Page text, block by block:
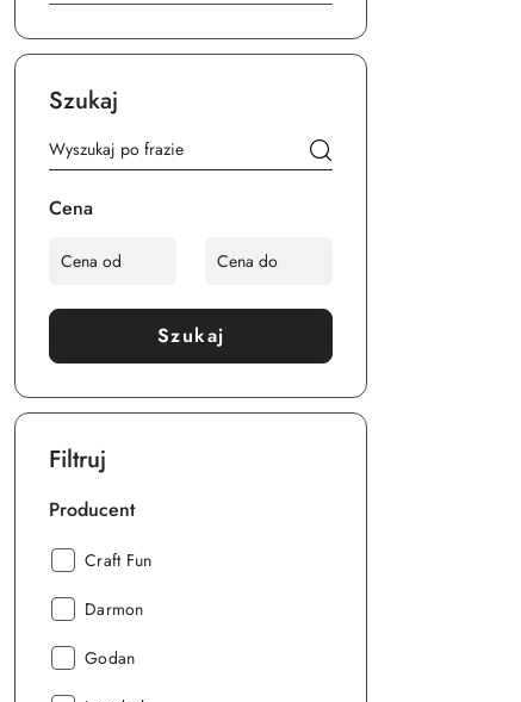
Szukaj
Cena
Szukaj
Filtruj
Producent
Producent:
Craft Fun
Producent:
Darmon
Producent:
Godan